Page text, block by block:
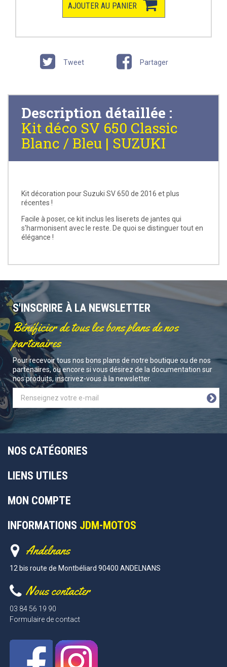
AJOUTER AU PANIER
Tweet Partager
Description détaillée :
Kit déco SV 650 Classic
Blanc / Bleu | SUZUKI
Kit décoration pour Suzuki SV 650 de 2016 et plus
récentes !
Facile à poser, ce kit inclus les liserets de jantes qui
s'harmonisent avec le reste. De quoi se distinguer tout en
élégance !
S'INSCRIRE À LA NEWSLETTER
Bénéficier de tous les bons plans de nos
partenaires
Pour recevoir tous nos bons plans de notre boutique ou de nos
partenaires, ou encore si vous désirez de la documentation sur
nos produits, inscrivez-vous à la newsletter.
NOS CATÉGORIES
LIENS UTILES
MON COMPTE
INFORMATIONS JDM-MOTOS
Andelnans
12 bis route de Montbéliard 90400 ANDELNANS
Nous contacter
03 84 56 19 90
Formulaire de contact